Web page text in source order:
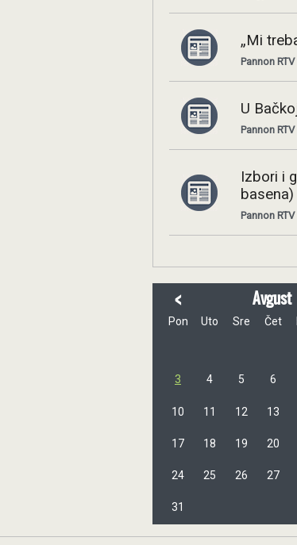
„Mi
Pannon RTV
U
Pannon RTV
Izbori i
basena)
Pannon RTV
< Avgust
Pon Uto Sre Čet
3 4 5 6
10 11 12 13
17 18 19 20
24 25 26 27
31